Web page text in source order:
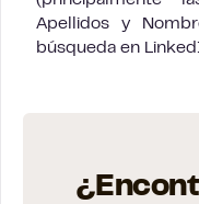
Apellidos y
búsqueda en